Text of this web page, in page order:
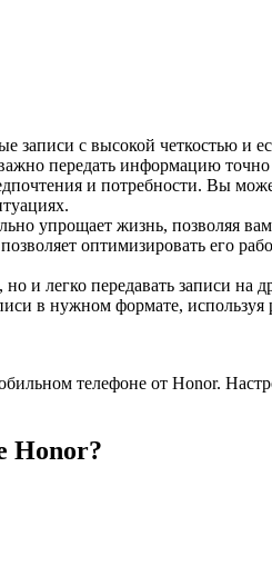
записи с высокой четкостью и
передать информацию
и потребности. Вы
упрощает жизнь, позволяя вам
оптимизировать его
и легко передавать записи
в нужном формате,
телефоне от Honor.
Honor?